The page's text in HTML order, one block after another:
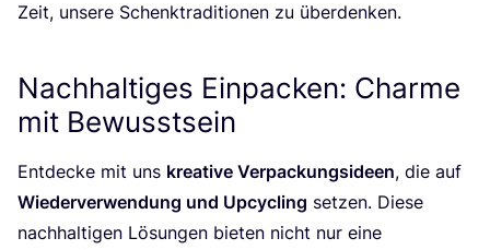
Zeit, unse­re Schenk­tra­di­tio­nen zu überdenken.
Nachhaltiges Einpacken: Charme
mit Bewusstsein
Ent­de­cke mit uns krea­ti­ve Ver­pa­ckungs­ideen, die auf
Wie­der­ver­wen­dung und Upcy­cling set­zen. Die­se
nach­hal­ti­gen Lösun­gen bie­ten nicht nur eine